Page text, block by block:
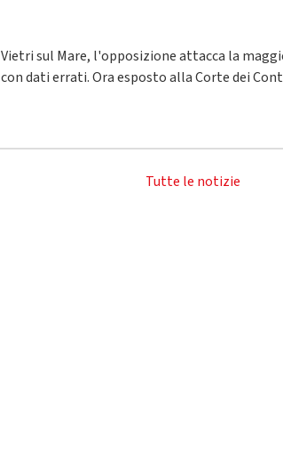
Vietri sul Mare, l'opposizione attacca la
con dati errati. Ora esposto alla Corte dei
Tutte le notizie